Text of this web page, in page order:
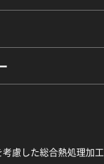
慮した総合熱処理加工